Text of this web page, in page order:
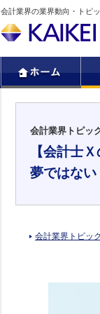
会計業界の業界動向・トピ
会計業界トピッ
【会計士
夢ではない
会計業界トピッ